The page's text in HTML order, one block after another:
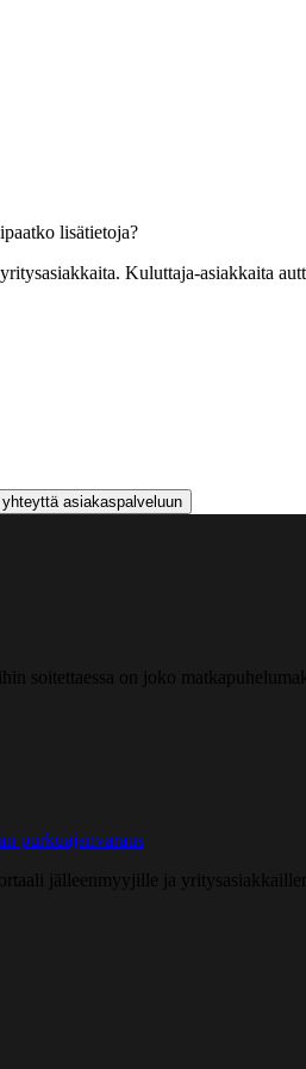
lisätietoja?
Kuluttaja-asiakkaita
asiakaspalveluun
soitettaessa on joko
purkuajanvaraus
jälleenmyyjille ja